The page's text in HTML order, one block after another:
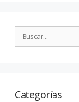
Categorías